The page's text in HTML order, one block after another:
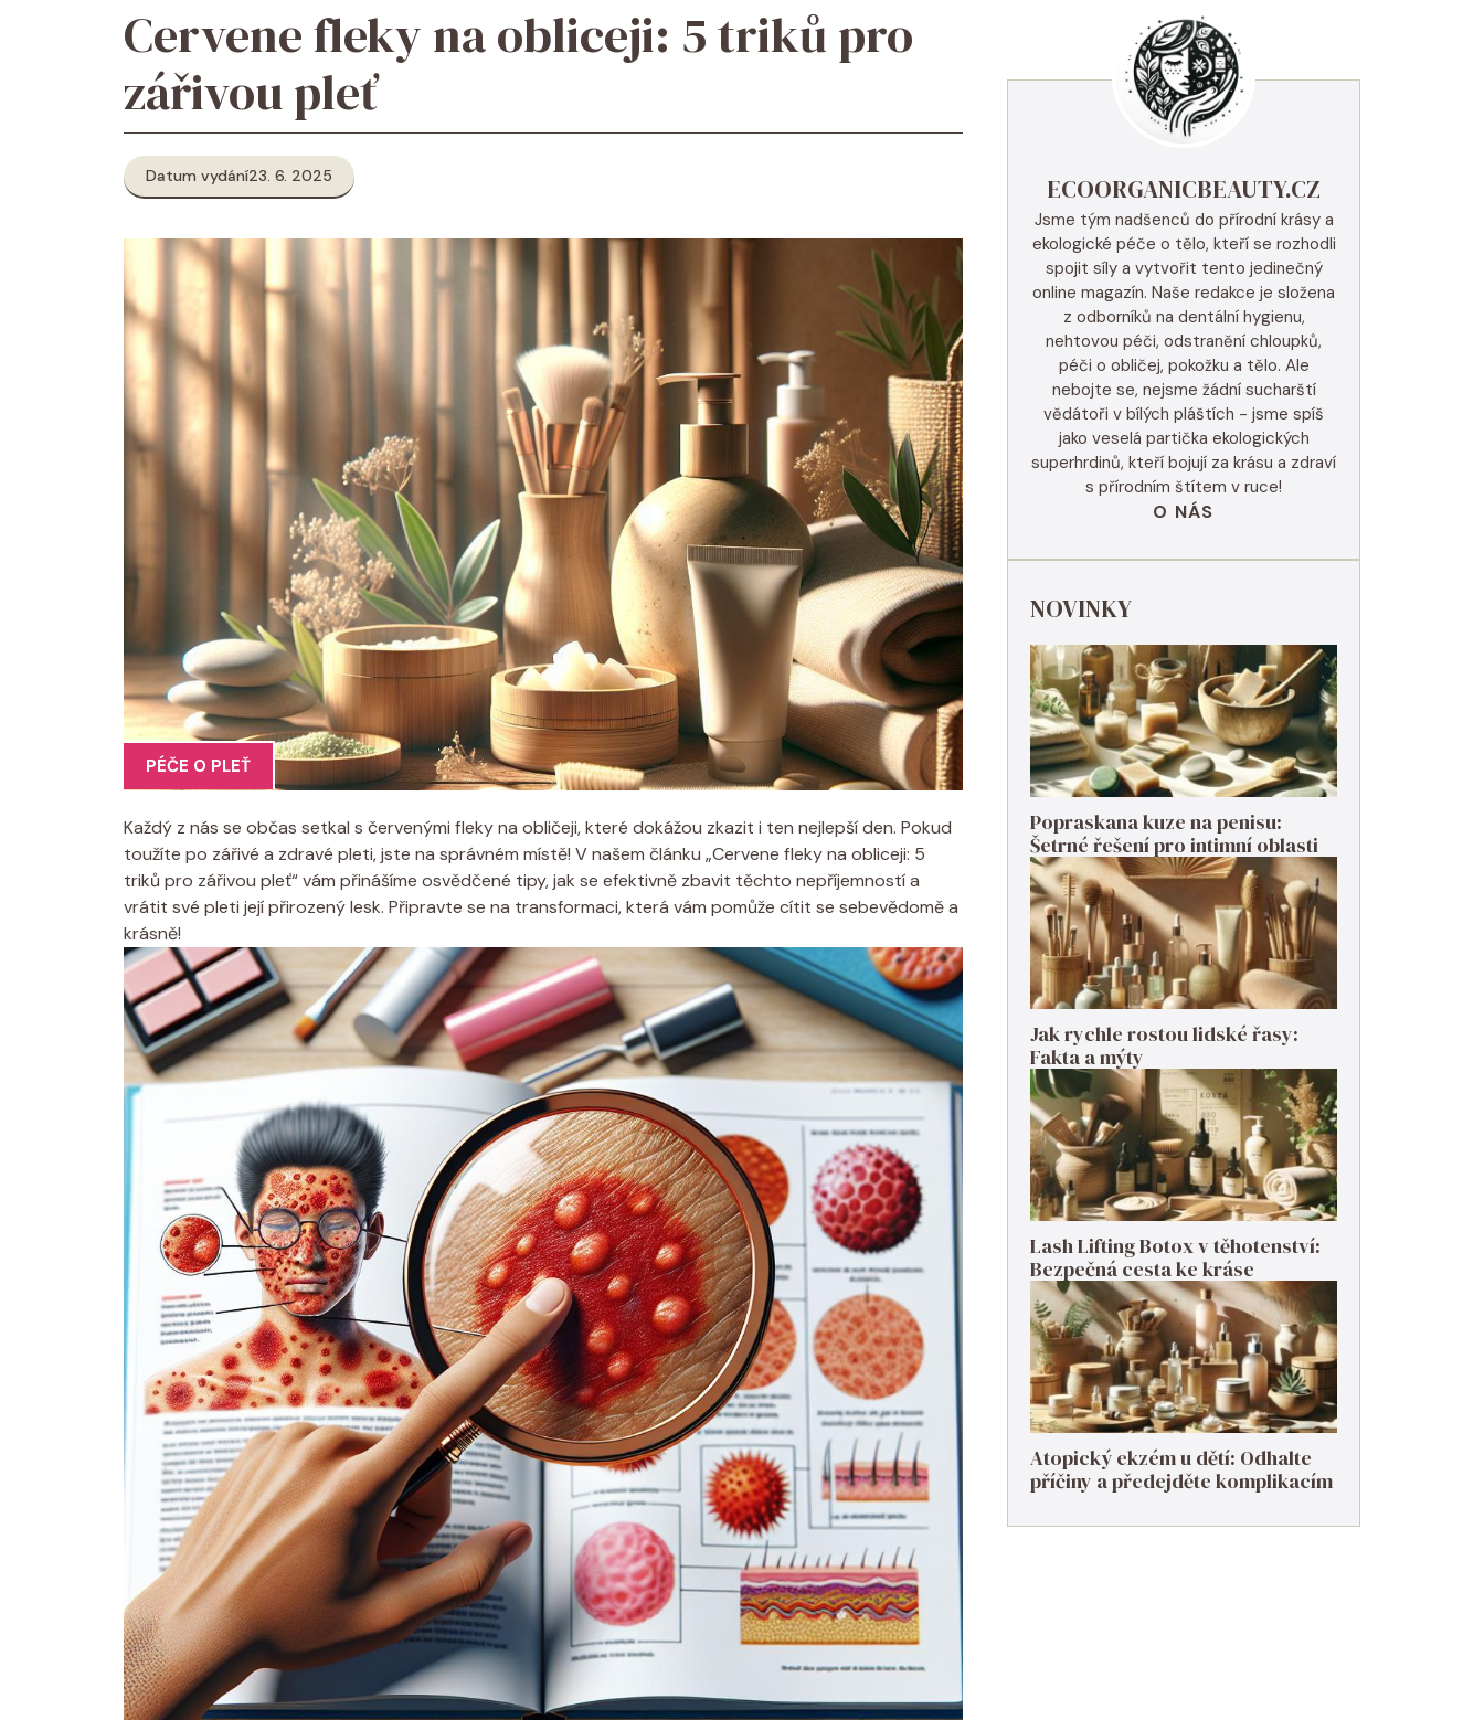
Cervene fleky na obliceji: 5 triků pro
zářivou pleť
Datum vydání23. 6. 2025
PÉČE O PLEŤ
Každý z nás se občas setkal s červenými fleky na obličeji, které dokážou zkazit i ten nejlepší den. Pokud
toužíte po zářivé a zdravé pleti, jste na správném místě! V našem článku „Cervene fleky na obliceji: 5
triků pro zářivou pleť“ vám přinášíme osvědčené tipy, jak se efektivně zbavit těchto nepříjemností a
vrátit své pleti její přirozený lesk. Připravte se na transformaci, která vám pomůže cítit se sebevědomě a
krásně!
ECOORGANICBEAUTY.CZ
Jsme tým nadšenců do přírodní krásy a
ekologické péče o tělo, kteří se rozhodli
spojit síly a vytvořit tento jedinečný
online magazín. Naše redakce je složena
z odborníků na dentální hygienu,
nehtovou péči, odstranění chloupků,
péči o obličej, pokožku a tělo. Ale
nebojte se, nejsme žádní sucharští
vědátoři v bílých pláštích - jsme spíš
jako veselá partička ekologických
superhrdinů, kteří bojují za krásu a zdraví
s přírodním štítem v ruce!
O NÁS
NOVINKY
Popraskana kuze na penisu:
Šetrné řešení pro intimní oblasti
Jak rychle rostou lidské řasy:
Fakta a mýty
Lash Lifting Botox v těhotenství:
Bezpečná cesta ke kráse
Atopický ekzém u dětí: Odhalte
příčiny a předejděte komplikacím